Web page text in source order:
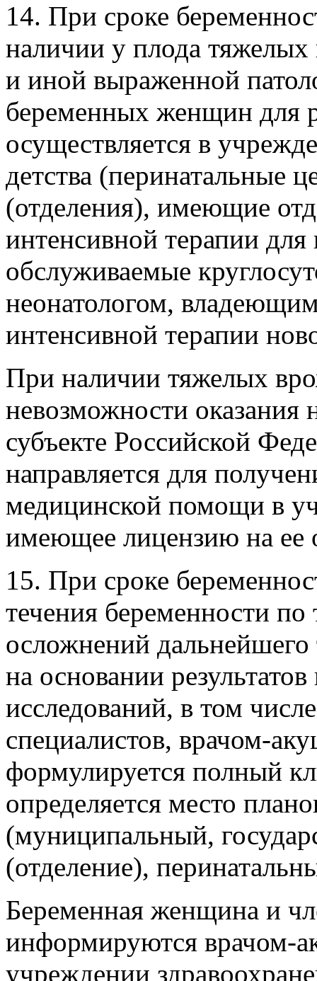
14. При сроке
наличии у плода
и иной выраженной
беременных женщин для
осуществляется в
детства (перинатальные
(отделения), имеющие
интенсивной терапии
обслуживаемые
неонатологом,
интенсивной терапии
При наличии тяжелых
невозможности
субъекте Российской
направляется для
медицинской помощи в
имеющее лицензию на ее
15. При сроке
течения беременности
осложнений дальнейшего
на основании
исследований, в том
специалистов, врачом-
формулируется полный
определяется место
(муниципальный,
(отделение),
Беременная женщина и
информируются врачом-
учреждении